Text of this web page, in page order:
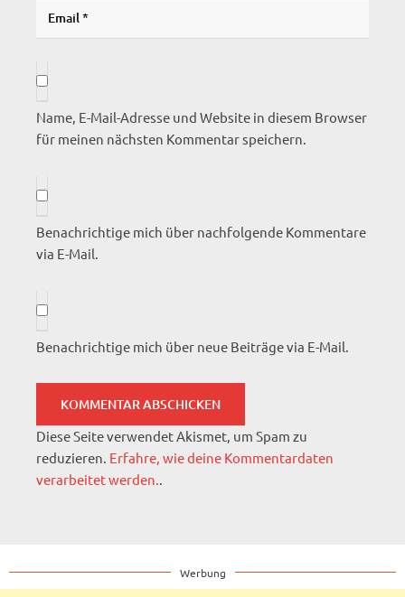
Name, E-Mail-Adresse und Website in diesem Browser
für meinen nächsten Kommentar speichern.
Benachrichtige mich über nachfolgende Kommentare
via E-Mail.
Benachrichtige mich über neue Beiträge via E-Mail.
Diese Seite verwendet Akismet, um Spam zu
reduzieren. Erfahre, wie deine Kommentardaten
verarbeitet werden..
Werbung